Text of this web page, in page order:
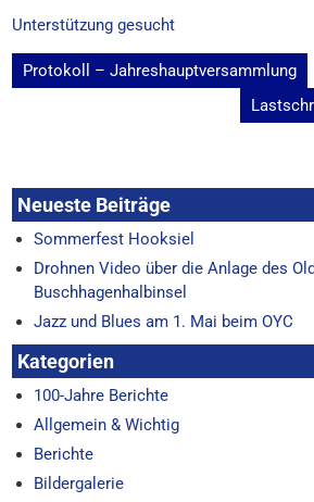
Unterstützung gesucht
Beitragsnavigation
Protokoll – Jahreshauptversammlung
Neueste Beiträge
Sommerfest Hooksiel
Drohnen Video über die Anlage des
Buschhagenhalbinsel
Jazz und Blues am 1. Mai beim OYC
Kategorien
100-Jahre Berichte
Allgemein & Wichtig
Berichte
Bildergalerie